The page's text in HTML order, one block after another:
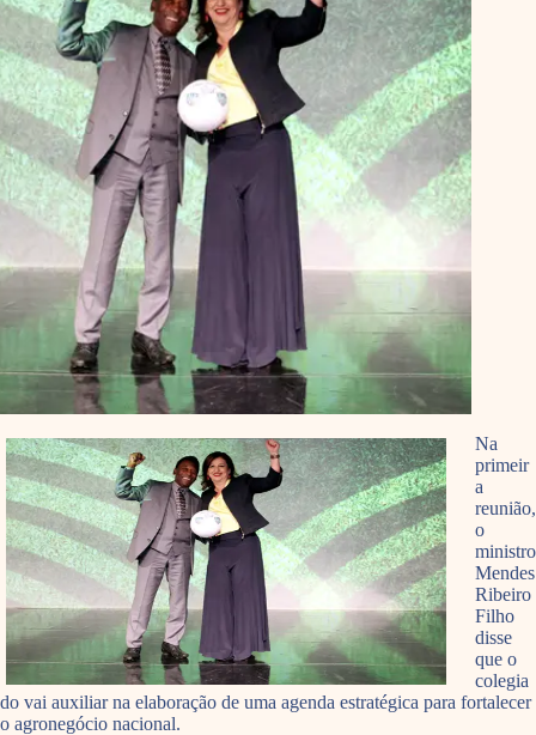
Na
primeir
a
reunião,
o
ministro
Mendes
Ribeiro
Filho
disse
que o
colegia
do vai auxiliar na elaboração de uma agenda estratégica para fortalecer
o agronegócio nacional.